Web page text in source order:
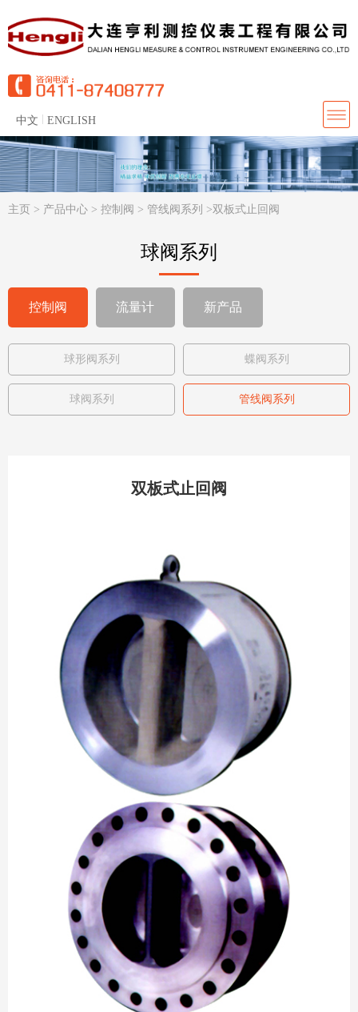
中文 ENGLISH
主页 > 产品中心 > 控制阀 > 管线阀系列 >双板式止回阀
球阀系列
控制阀 流量计 新产品
球形阀系列 蝶阀系列
球阀系列 管线阀系列
双板式止回阀